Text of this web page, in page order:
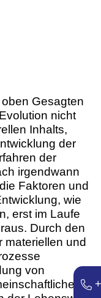
Gesagten
nicht
Inhalts,
der
der
irgendwann
Faktoren und
wie
erst im Laufe
Durch den
materiellen und
von